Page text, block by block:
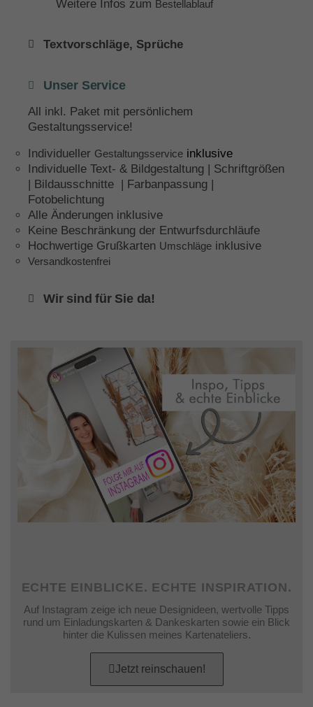
Weitere Infos zum Bestellablauf
Textvorschläge, Sprüche
Unser Service
All inkl. Paket mit persönlichem
Gestaltungsservice!
Individueller Gestaltungsservice inklusive
Individuelle Text- & Bildgestaltung | Schriftgrößen
| Bildausschnitte | Farbanpassung |
Fotobelichtung
Alle Änderungen inklusive
Keine Beschränkung der Entwurfsdurchläufe
Hochwertige Grußkarten Umschläge inklusive
Versandkostenfrei
Wir sind für Sie da!
ECHTE EINBLICKE. ECHTE INSPIRATION.
Auf Instagram zeige ich neue Designideen, wertvolle Tipps
rund um Einladungskarten & Dankeskarten sowie ein Blick
hinter die Kulissen meines Kartenateliers.
Jetzt reinschauen!